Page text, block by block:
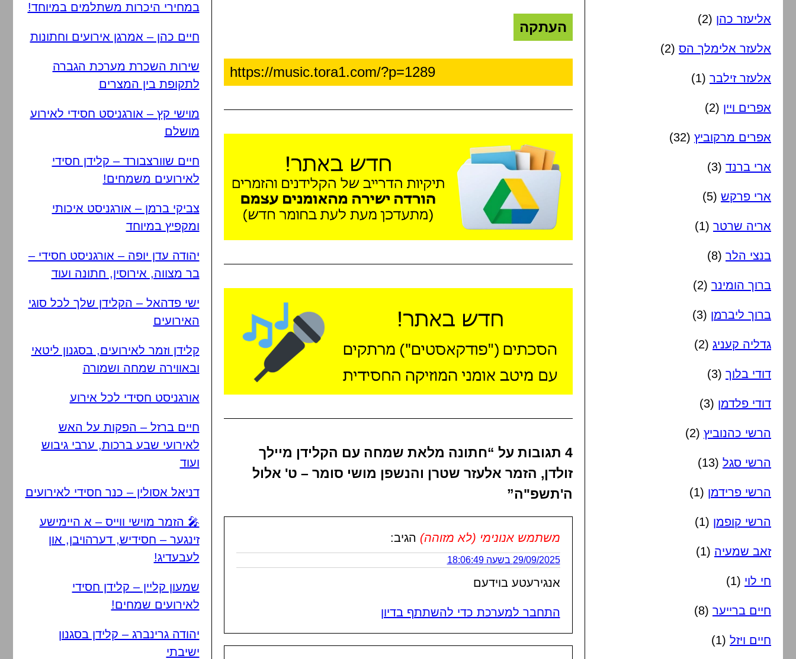
העתקה
4 תגובות על “חתונה מלאת שמחה עם הקלידן מיילך
זולדן, הזמר אלעזר שטרן והנשפן מושי סומר – ט' אלול
ה'תשפ"ה”
משתמש אנונימי (לא מזוהה) הגיב:
29/09/2025 בשעה 18:06:49
אנגירעטע בוידעם
התחבר למערכת כדי להשתתף בדיון
אליעזר כהן (2)
אלעזר אלימלך הס (2)
אלעזר זילבר (1)
אפרים ויין (2)
אפרים מרקוביץ (32)
ארי ברנד (3)
ארי פרקש (5)
אריה שרטר (1)
בנצי הלר (8)
ברוך הומינר (2)
ברוך ליברמן (3)
גדליה קעניג (2)
דודי בלוך (3)
דודי פלדמן (3)
הרשי כהנוביץ (2)
הרשי סגל (13)
הרשי פרידמן (1)
הרשי קופמן (1)
זאב שמעיה (1)
חי לוי (1)
חיים ברייער (8)
חיים ויזל (1)
במחירי היכרות משתלמים במיוחד!
חיים כהן – אמרגן אירועים וחתונות
שירות השכרת מערכת הגברה
לתקופת בין המצרים
מוישי קץ – אורגניסט חסידי לאירוע
מושלם
חיים שוורצבורד – קלידן חסידי
לאירועים משמחים!
צביקי ברמן – אורגניסט איכותי
ומקפיץ במיוחד
יהודה עדן יופה – אורגניסט חסידי –
בר מצווה, אירוסין, חתונה ועוד
ישי פדהאל – הקלידן שלך לכל סוגי
האירועים
קלידן וזמר לאירועים, בסגנון ליטאי
ובאווירה שמחה ושמורה
אורגניסט חסידי לכל אירוע
חיים ברזל – הפקות על האש
לאירועי שבע ברכות, ערבי גיבוש
ועוד
דניאל אסולין – כנר חסידי לאירועים
🎤 הזמר מוישי ווייס – א היימישע
זינגער – חסידיש, דערהויבן, און
לעבעדיג!
שמעון קליין – קלידן חסידי
לאירועים שמחים!
יהודה גרינברג – קלידן בסגנון
ישיבתי